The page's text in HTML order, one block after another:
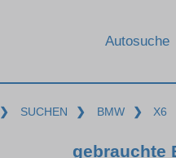
Autosuche
❯ SUCHEN ❯ BMW ❯ X6
gebrauchte